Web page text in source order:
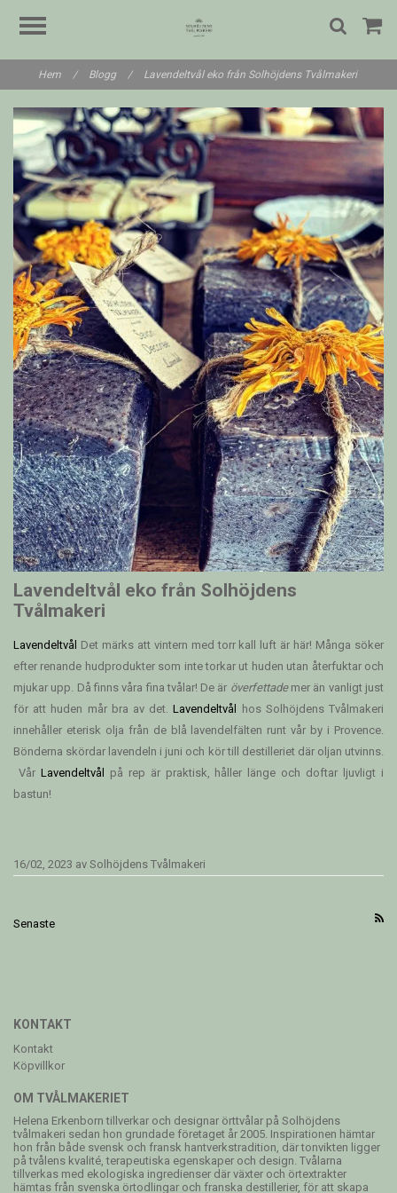
Hem / Blogg / Lavendeltvål eko från Solhöjdens Tvålmakeri
Lavendeltvål eko från Solhöjdens
Tvålmakeri
Lavendeltvål Det märks att vintern med torr kall luft är här! Många söker
efter renande hudprodukter som inte torkar ut huden utan återfuktar och
mjukar upp. Då finns våra fina tvålar! De är överfettade mer än vanligt just
för att huden mår bra av det.Lavendeltvål hos Solhöjdens Tvålmakeri
innehåller eterisk olja från de blå lavendelfälten runt vår by i Provence.
Bönderna skördar lavendeln i juni och kör till destilleriet där oljan utvinns.
VårLavendeltvål på rep är praktisk, håller länge och doftar ljuvligt i
bastun!
16/02, 2023 av Solhöjdens Tvålmakeri
Senaste
KONTAKT
Kontakt
Köpvillkor
OM TVÅLMAKERIET
Helena Erkenborn tillverkar och designar örttvålar på Solhöjdens
tvålmakeri sedan hon grundade företaget år 2005. Inspirationen hämtar
hon från både svensk och fransk hantverkstradition, där tonvikten ligger
på tvålens kvalité, terapeutiska egenskaper och design. Tvålarna
tillverkas med ekologiska ingredienser där växter och örtextrakter
hämtas från svenska örtodlingar och franska destillerier, för att skapa